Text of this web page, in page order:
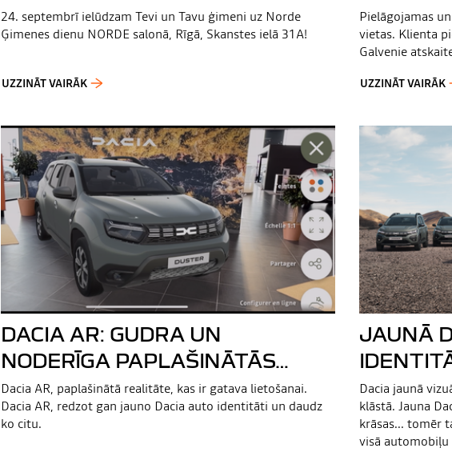
24. septembrī ielūdzam Tevi un Tavu ģimeni uz Norde
Ģimenes dienu NORDE salonā, Rīgā, Skanstes ielā 31A!
UZZINĀT VAIRĀK
Pielāgojamas
vietas. Klienta
Galvenie
UZZINĀT VAIRĀK
DACIA AR: GUDRA UN
NODERĪGA PAPLAŠINĀTĀS
REALITĀTES LIETOTNE
Dacia AR, paplašinātā realitāte, kas ir gatava lietošanai.
Dacia AR, redzot gan jauno Dacia auto identitāti un daudz
ko citu.
JAUNĀ
IDENTITĀTE. 3.
Dacia jaunā
klāstā. Jauna
krāsas... tomēr
visā automobiļu